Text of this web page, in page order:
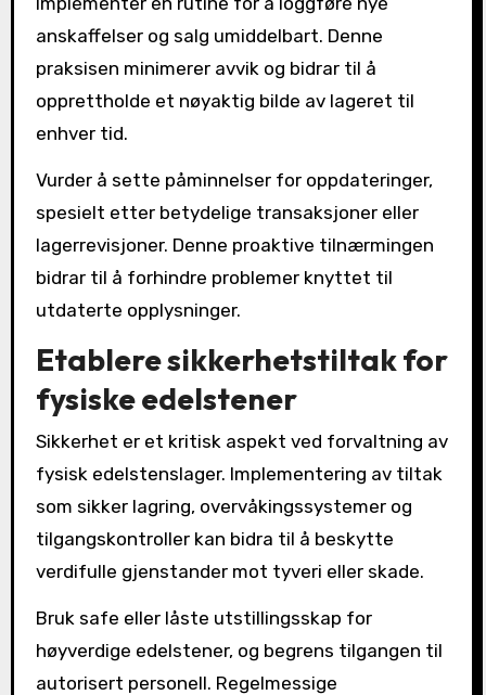
anskaffelser og salg umiddelbart. Denne
praksisen minimerer avvik og bidrar til å
opprettholde et nøyaktig bilde av lageret til
enhver tid.
Vurder å sette påminnelser for oppdateringer,
spesielt etter betydelige transaksjoner eller
lagerrevisjoner. Denne proaktive tilnærmingen
bidrar til å forhindre problemer knyttet til
utdaterte opplysninger.
Etablere sikkerhetstiltak for
fysiske edelstener
Sikkerhet er et kritisk aspekt ved forvaltning av
fysisk edelstenslager. Implementering av tiltak
som sikker lagring, overvåkingssystemer og
tilgangskontroller kan bidra til å beskytte
verdifulle gjenstander mot tyveri eller skade.
Bruk safe eller låste utstillingsskap for
høyverdige edelstener, og begrens tilgangen til
autorisert personell. Regelmessige